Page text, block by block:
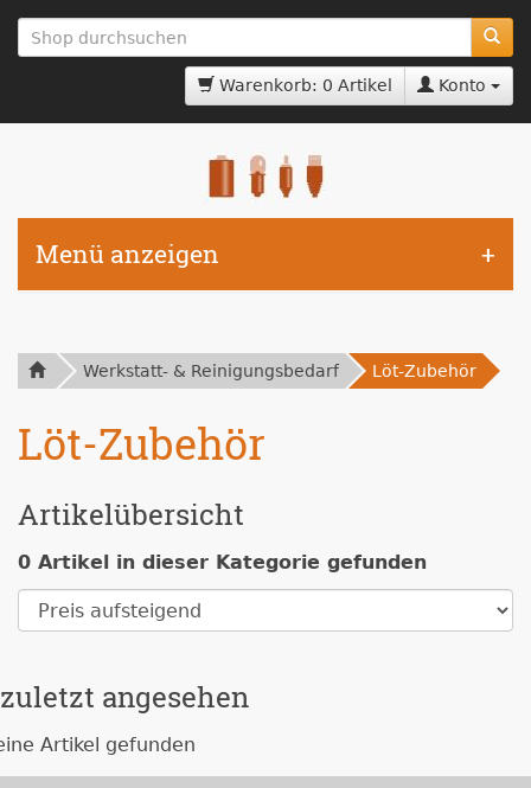
zum
Hauptinhalt
Warenkorb: 0 Artikel Konto
Menü anzeigen
Werkstatt- & Reinigungsbedarf Löt-Zubehör
Löt-Zubehör
Artikelübersicht
0 Artikel in dieser Kategorie gefunden
zuletzt angesehen
Artikel gefunden